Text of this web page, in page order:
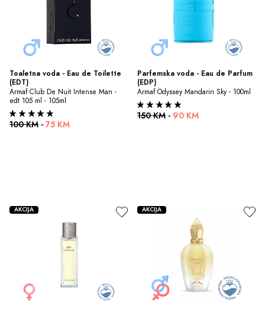
Toaletna voda - Eau de Toilette
(EDT)
Armaf Club De Nuit Intense Man -
edt 105 ml - 105ml
100 KM - 75 KM
Parfemska voda - Eau de Parfum
(EDP)
Armaf Odyssey Mandarin Sky - 100ml
150 KM - 90 KM
AKCIJA AKCIJA